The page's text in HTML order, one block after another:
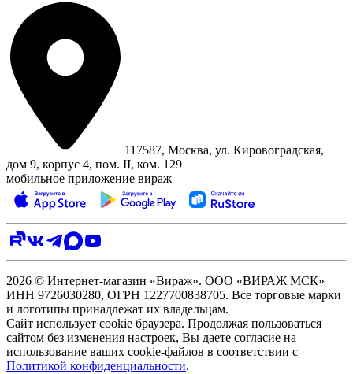
117587, Москва, ул. Кировоградская,
дом 9, корпус 4, пом. II, ком. 129
мобильное приложение вираж
2026 © Интернет-магазин «Вираж». ООО «ВИРАЖ МСК»
ИНН 9726030280, ОГРН 1227700838705. Все торговые марки
и логотипы принадлежат их владельцам.
Сайт использует cookie браузера. Продолжая пользоваться
сайтом без изменения настроек, Вы даете согласие на
использование ваших cookie-файлов в соответствии с
Политикой конфиденциальности.